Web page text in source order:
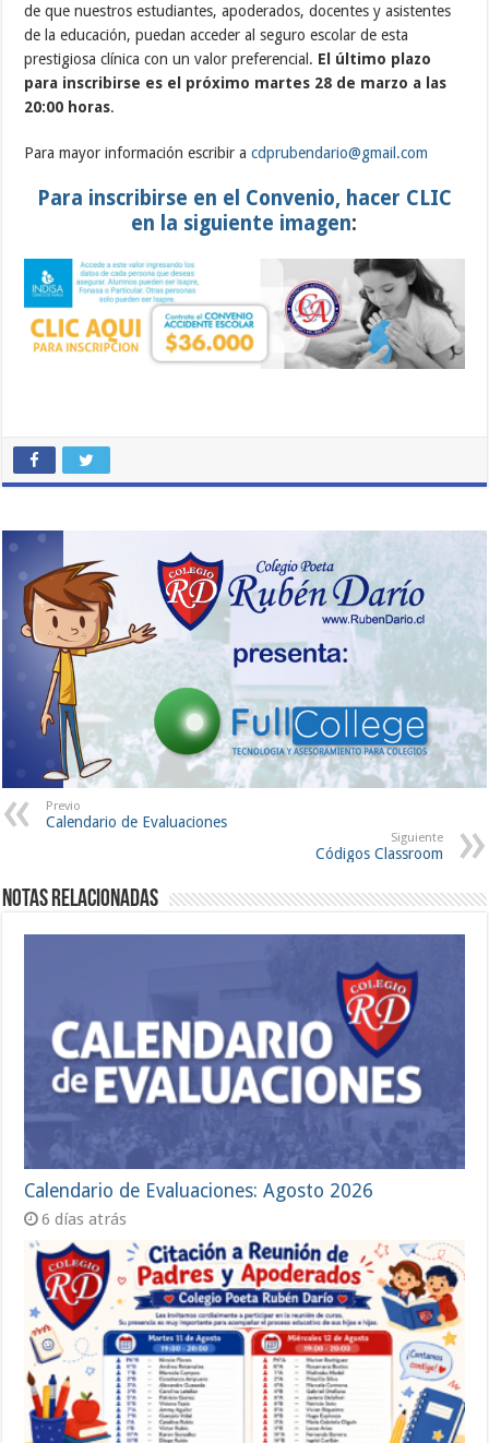
de que nuestros estudiantes, apoderados, docentes y asistentes
de la educación, puedan acceder al seguro escolar de esta
prestigiosa clínica con un valor preferencial. El último plazo
para inscribirse es el próximo martes 28 de marzo a las
20:00 horas.
Para mayor información escribir acdprubendario@gmail.com
Para inscribirse en el Convenio, hacer CLIC
en la siguiente imagen:
Previo
Calendario de Evaluaciones
Siguiente
Códigos Classroom
Notas Relacionadas
Calendario de Evaluaciones: Agosto 2026
6 días atrás